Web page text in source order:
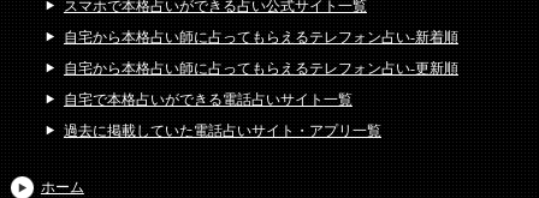
スマホで本格占いができる占い公式サイト一覧
自宅から本格占い師に占ってもらえるテレフォン占い-新着順
自宅から本格占い師に占ってもらえるテレフォン占い-更新順
自宅で本格占いができる電話占いサイト一覧
過去に掲載していた電話占いサイト・アプリ一覧
ホーム